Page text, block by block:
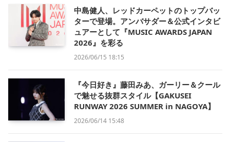
中島健人、レッドカーペットのトップバッ
ターで登場。アンバサダー＆公式インタビ
ュアーとして『MUSIC AWARDS JAPAN
2026』を彩る
2026/06/15 18:15
『今日好き』藤田みあ、ガーリー＆クール
で魅せる抜群スタイル【GAKUSEI
RUNWAY 2026 SUMMER in NAGOYA】
2026/06/14 15:48